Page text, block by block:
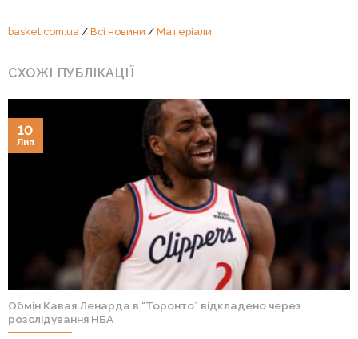
basket.com.ua/ Всі новини / Матеріали
СХОЖІ ПУБЛІКАЦІЇ
Обмін Кавая Ленарда в “Торонто” відкладено через
розслідування НБА
10
Лип